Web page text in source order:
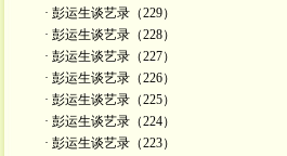
· 彭运生谈艺录（229）
· 彭运生谈艺录（228）
· 彭运生谈艺录（227）
· 彭运生谈艺录（226）
· 彭运生谈艺录（225）
· 彭运生谈艺录（224）
· 彭运生谈艺录（223）